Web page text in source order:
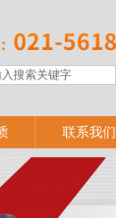
联系我们